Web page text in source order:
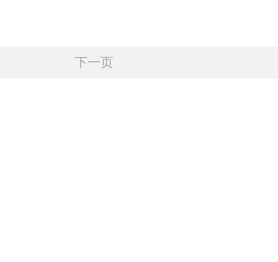
下一页